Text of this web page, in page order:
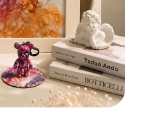
婚嗎？又或是，結婚了，
也正在苦惱中，歡迎來參
、個人生命經驗出發，引
育決策。
把這段純粹的休息時光留
元性以及學員的吸收，課
討論。
墊、四條大浴巾、兩條洗
用遮光良好的小方巾取代)